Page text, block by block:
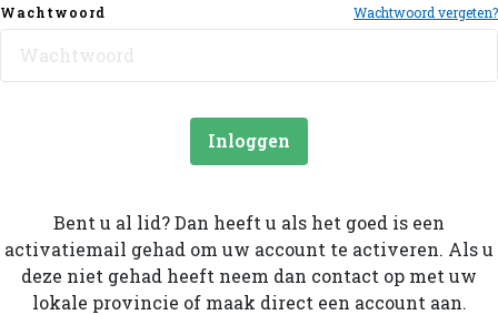
Wachtwoord Wachtwoord vergeten?
Inloggen
Bent u al lid? Dan heeft u als het goed is een
activatiemail gehad om uw account te activeren. Als u
deze niet gehad heeft neem dan contact op met uw
lokale provincie of maak direct een account aan.